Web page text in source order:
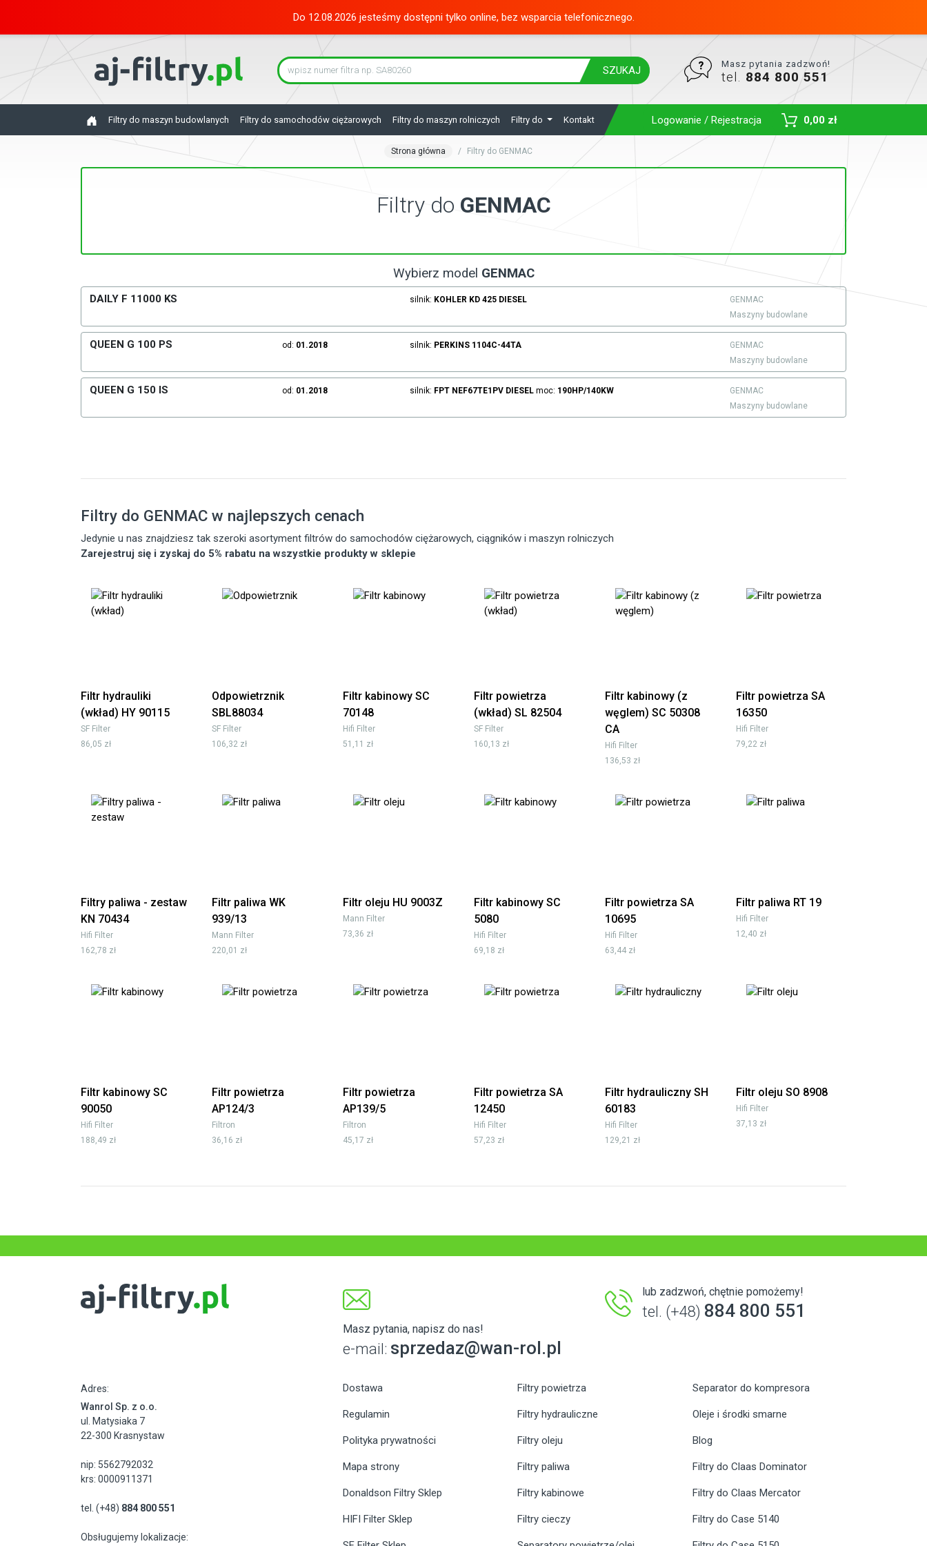
Do 12.08.2026 jesteśmy dostępni tylko online, bez wsparcia telefonicznego.
SZUKAJ
Masz pytania zadzwoń!
tel. 884 800 551
Filtry do maszyn budowlanych Filtry do samochodów ciężarowych Filtry do maszyn rolniczych Filtry do Kontakt Logowanie / Rejestracja 0,00 zł
Strona główna Filtry do GENMAC
Filtry do GENMAC
Wybierz model GENMAC
DAILY F 11000 KS silnik: KOHLER KD 425 DIESEL
GENMAC
Maszyny budowlane
QUEEN G 100 PS od: 01.2018 silnik: PERKINS 1104C-44TA
GENMAC
Maszyny budowlane
QUEEN G 150 IS od: 01.2018 silnik: FPT NEF67TE1PV DIESEL moc: 190HP/140KW
GENMAC
Maszyny budowlane
Filtry do GENMAC w najlepszych cenach
Jedynie u nas znajdziesz tak szeroki asortyment filtrów do samochodów ciężarowych, ciągników i maszyn rolniczych
Zarejestruj się i zyskaj do 5% rabatu na wszystkie produkty w sklepie
Filtr hydrauliki
(wkład) HY 90115
SF Filter
86,05 zł
Odpowietrznik
SBL88034
SF Filter
106,32 zł
Filtr kabinowy SC
70148
Hifi Filter
51,11 zł
Filtr powietrza
(wkład) SL 82504
SF Filter
160,13 zł
Filtr kabinowy (z
węglem) SC 50308
CA
Hifi Filter
136,53 zł
Filtr powietrza SA
16350
Hifi Filter
79,22 zł
Filtry paliwa - zestaw
KN 70434
Hifi Filter
162,78 zł
Filtr paliwa WK
939/13
Mann Filter
220,01 zł
Filtr oleju HU 9003Z
Mann Filter
73,36 zł
Filtr kabinowy SC
5080
Hifi Filter
69,18 zł
Filtr powietrza SA
10695
Hifi Filter
63,44 zł
Filtr paliwa RT 19
Hifi Filter
12,40 zł
Filtr kabinowy SC
90050
Hifi Filter
188,49 zł
Filtr powietrza
AP124/3
Filtron
36,16 zł
Filtr powietrza
AP139/5
Filtron
45,17 zł
Filtr powietrza SA
12450
Hifi Filter
57,23 zł
Filtr hydrauliczny SH
60183
Hifi Filter
129,21 zł
Filtr oleju SO 8908
Hifi Filter
37,13 zł
Masz pytania, napisz do nas!
e-mail: sprzedaz@wan-rol.pl
lub zadzwoń, chętnie pomożemy!
tel. (+48) 884 800 551
Adres:
Wanrol Sp. z o.o.
ul. Matysiaka 7
22-300 Krasnystaw
nip: 5562792032
krs: 0000911371
tel. (+48) 884 800 551
Obsługujemy lokalizacje:
Dostawa
Regulamin
Polityka prywatności
Mapa strony
Donaldson Filtry Sklep
HIFI Filter Sklep
Filtry powietrza
Filtry hydrauliczne
Filtry oleju
Filtry paliwa
Filtry kabinowe
Filtry cieczy
Separator do kompresora
Oleje i środki smarne
Blog
Filtry do Claas Dominator
Filtry do Claas Mercator
Filtry do Case 5140